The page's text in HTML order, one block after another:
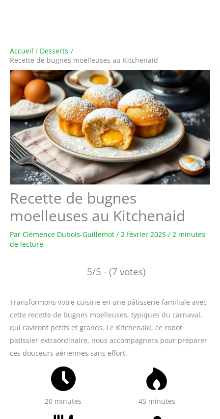
Accueil
Desserts
Recette de bugnes moelleuses au Kitchenaid
Recette de bugnes
moelleuses au Kitchenaid
Par Clémence Dubois-Guillemot / 2 février 2025 / 2 minutes
de lecture
5/5 - (7 votes)
Transformons votre cuisine en une pâtisserie familiale avec
cette recette de bugnes moelleuses, typiques du carnaval,
qui raviront petits et grands. Le Kitchenaid, ce robot
patissier extraordinaire, nous accompagnera pour préparer
ces douceurs aériennes sans effort.
20 minutes 45 minutes